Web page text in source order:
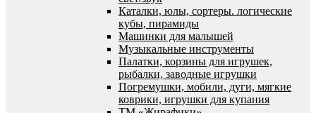
Каталки, юлы, сортеры. логические
кубы, пирамиды
Машинки для малышей
Музыкальные инструменты
Палатки, корзины для игрушек,
рыбалки, заводные игрушки
Погремушки, мобили, дуги, мягкие
коврики, игрушки для купания